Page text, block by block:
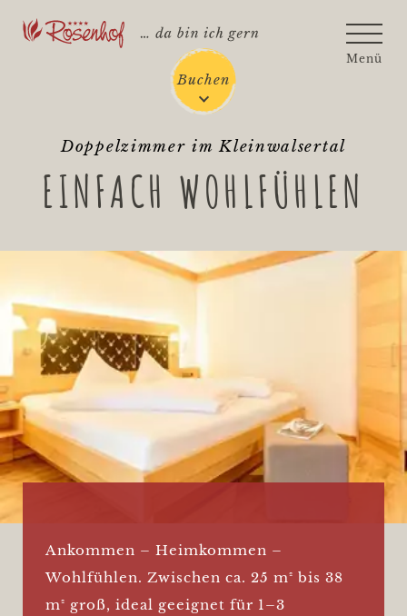
Rosenhof - Zur Startseite
Menü
Buchen
Doppelzimmer im Kleinwalsertal
EINFACH WOHLFÜHLEN
Ankommen – Heimkommen –
Wohlfühlen. Zwischen ca. 25 m² bis 38
m² groß, ideal geeignet für 1–3